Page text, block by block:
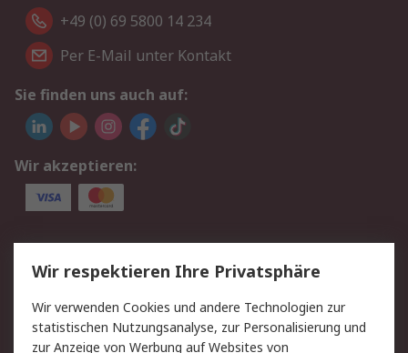
+49 (0) 69 5800 14 234
Per E-Mail unter Kontakt
Sie finden uns auch auf:
Wir akzeptieren:
Service
Value Added Services
Lieferlösungen
Rücksendungen
Kontakt
Hilfe
Privatkunden
Wir respektieren Ihre Privatsphäre
Wir verwenden Cookies und andere Technologien zur
statistischen Nutzungsanalyse, zur Personalisierung und
zur Anzeige von Werbung auf Websites von